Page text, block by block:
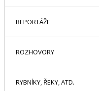
REPORTÁŽE
ROZHOVORY
RYBNÍKY, ŘEKY, ATD.